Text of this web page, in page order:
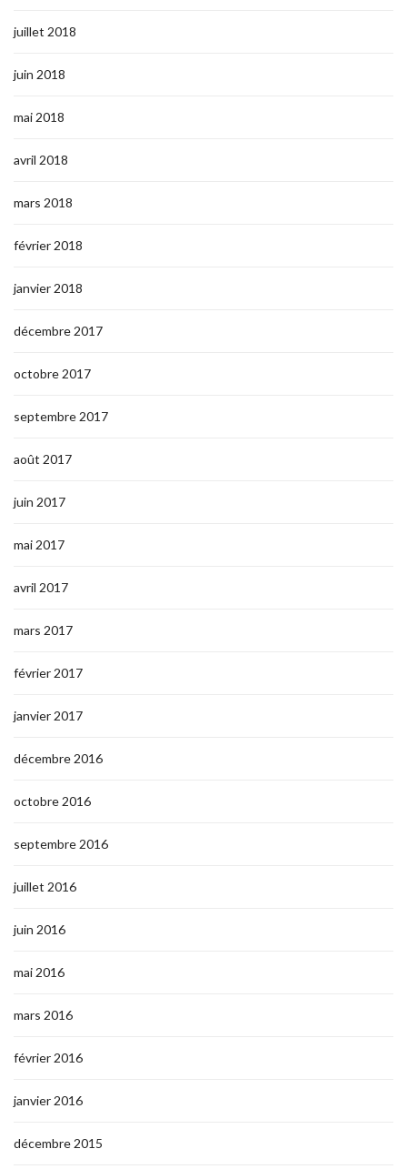
juillet 2018
juin 2018
mai 2018
avril 2018
mars 2018
février 2018
janvier 2018
décembre 2017
octobre 2017
septembre 2017
août 2017
juin 2017
mai 2017
avril 2017
mars 2017
février 2017
janvier 2017
décembre 2016
octobre 2016
septembre 2016
juillet 2016
juin 2016
mai 2016
mars 2016
février 2016
janvier 2016
décembre 2015